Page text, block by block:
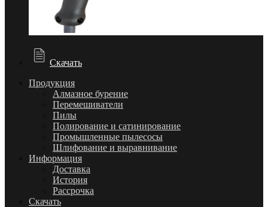
Скачать
Продукция
Алмазное бурение
Перемешиватели
Пилы
Полирование и сатинирование
Промышленные пылесосы
Шлифование и выравнивание
Информация
Доставка
История
Рассрочка
Скачать